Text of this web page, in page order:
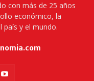
con más de 25 años
económico, la
país y el mundo.